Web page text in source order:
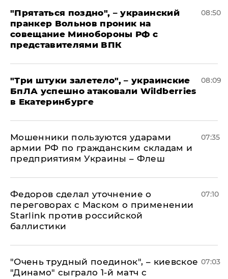
"Прятаться поздно", – украинский
пранкер Вольнов проник на
совещание Минобороны РФ с
представителями ВПК
08:50
"Три штуки залетело", – украинские
БпЛА успешно атаковали Wildberries
в Екатеринбурге
08:09
Мошенники пользуются ударами
армии РФ по гражданским складам и
предприятиям Украины – Флеш
07:35
Федоров сделал уточнение о
переговорах с Маском о применении
Starlink против российской
баллистики
07:10
"Очень трудный поединок", – киевское
"Динамо" сыграло 1-й матч с
07:03